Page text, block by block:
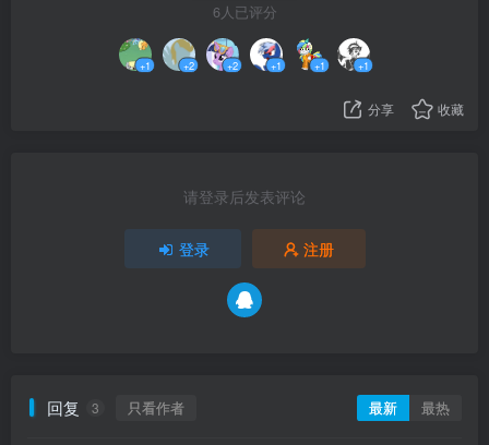
6人已评分
+1 +2 +2 +1 +1 +1
分享 收藏
请登录后发表评论
登录 注册
回复 3 只看作者 最新 最热